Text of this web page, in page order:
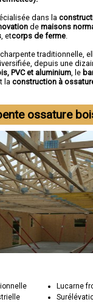
dans la
de maisons
, etcorps de ferme
traditionnelle,
depuis une
PVC et aluminium , le
la construction à
ossature
Lucarne